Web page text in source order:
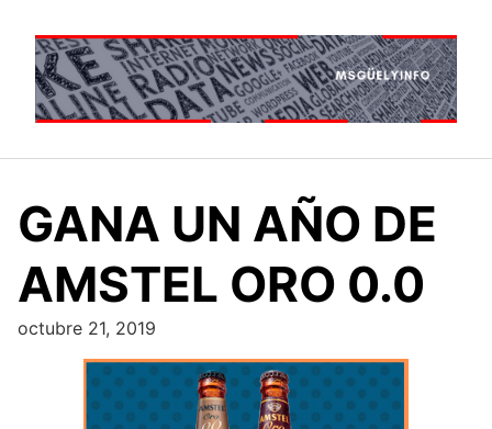
contenido
GANA UN AÑO DE
AMSTEL ORO 0.0
octubre 21, 2019